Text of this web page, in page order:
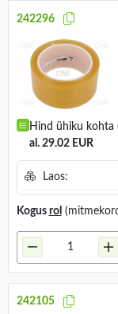
242296
Hind ühiku kohta
al. 29.02 EUR
Laos:
Kogus rol
242105